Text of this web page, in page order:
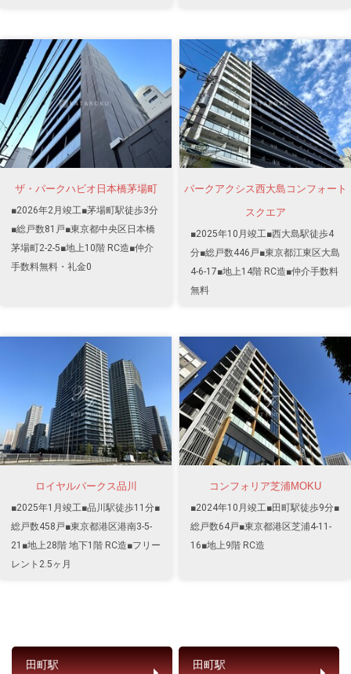
ザ・パークハビオ日本橋茅場町
■2026年2月竣工■茅場町駅徒歩3分
■総戸数81戸■東京都中央区日本橋
茅場町2-2-5■地上10階 RC造■仲介
手数料無料・礼金0
パークアクシス西大島コンフォート
スクエア
■2025年10月竣工■西大島駅徒歩4
分■総戸数446戸■東京都江東区大島
4-6-17■地上14階 RC造■仲介手数料
無料
ロイヤルパークス品川
■2025年1月竣工■品川駅徒歩11分■
総戸数458戸■東京都港区港南3-5-
21■地上28階 地下1階 RC造■フリー
レント2.5ヶ月
コンフォリア芝浦MOKU
■2024年10月竣工■田町駅徒歩9分■
総戸数64戸■東京都港区芝浦4-11-
16■地上9階 RC造
田町駅
田町駅